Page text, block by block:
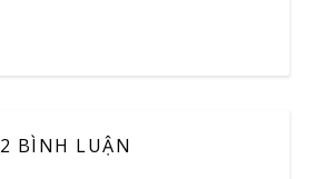
2 BÌNH LUẬN